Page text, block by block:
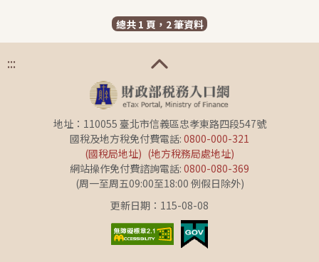
總共 1 頁，2 筆資料
:::
地址：110055 臺北市信義區忠孝東路四段547號
國稅及地方稅免付費電話: 0800-000-321
(國稅局地址) (地方稅務局處地址)
網站操作免付費諮詢電話: 0800-080-369
(周一至周五09:00至18:00 例假日除外)
更新日期：115-08-08